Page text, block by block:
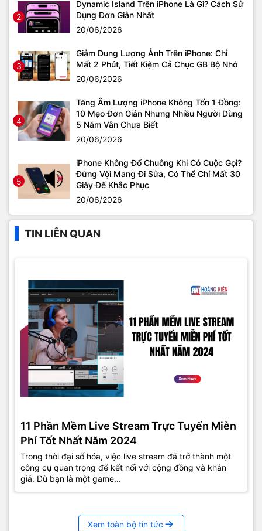
2
Dynamic Island Trên iPhone Là Gì? Cách Sử
Dụng Đơn Giản Nhất
20/06/2026
3
Giảm Dung Lượng Ảnh Trên iPhone: Chỉ
Mất 2 Phút, Tiết Kiệm Cả Chục GB Bộ Nhớ
20/06/2026
4
Tăng Âm Lượng iPhone Không Tốn 1 Đồng:
10 Mẹo Đơn Giản Nhưng Nhiều Người Dùng
5 Năm Vẫn Chưa Biết
20/06/2026
5
iPhone Không Đổ Chuông Khi Có Cuộc Gọi?
Đừng Vội Mang Đi Sửa, Có Thể Chỉ Mất 30
Giây Để Khắc Phục
20/06/2026
TIN LIÊN QUAN
11 Phần Mềm Live Stream Trực Tuyến Miễn
Phí Tốt Nhất Năm 2024
Trong thời đại số hóa, việc live stream đã trở thành một
công cụ quan trọng để kết nối với cộng đồng và khán
giả. Dù bạn là một game...
Xem toàn bộ tin tức